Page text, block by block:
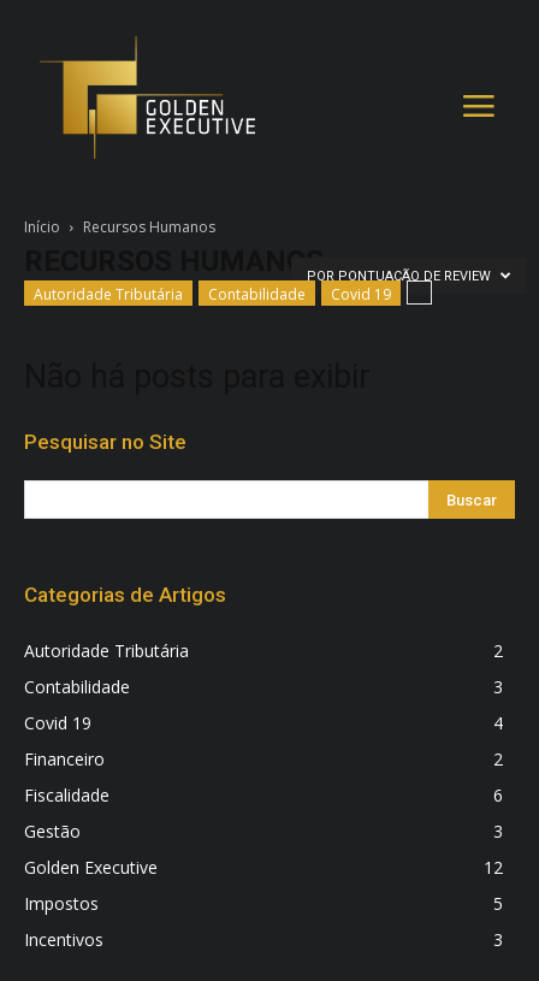
Início Recursos Humanos
Autoridade Tributária Contabilidade Covid 19
POR PONTUAÇÃO DE REVIEW
Pesquisar no Site
Categorias de Artigos
Autoridade Tributária
2
Contabilidade
3
Covid 19
4
Financeiro
2
Fiscalidade
6
Gestão
3
Golden Executive
12
Impostos
5
Incentivos
3